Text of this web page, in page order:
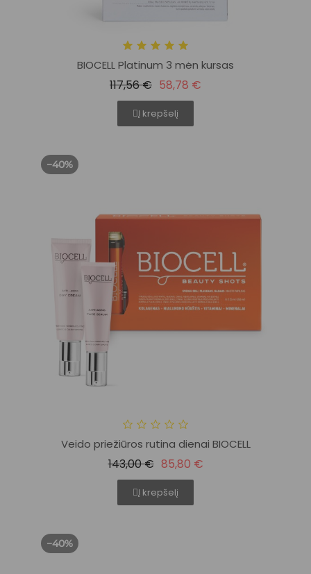
BIOCELL Platinum 3 mėn kursas
117,56 € 58,78 €
Į krepšelį
−40%
Veido priežiūros rutina dienai BIOCELL
143,00 € 85,80 €
Į krepšelį
−40%